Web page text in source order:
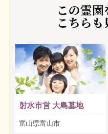
この霊
こちら
射水市営 大島墓地
富山県富山市